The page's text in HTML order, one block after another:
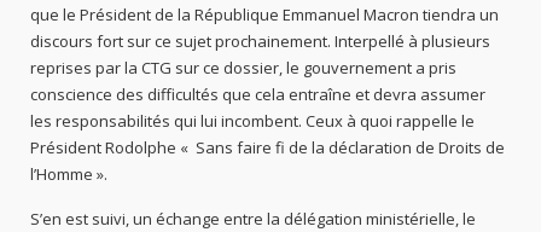
que le Président de la République Emmanuel Macron tiendra un
discours fort sur ce sujet prochainement. Interpellé à plusieurs
reprises par la CTG sur ce dossier, le gouvernement a pris
conscience des difficultés que cela entraîne et devra assumer
les responsabilités qui lui incombent. Ceux à quoi rappelle le
Président Rodolphe « Sans faire fi de la déclaration de Droits de
l’Homme ».
S’en est suivi, un échange entre la délégation ministérielle, le